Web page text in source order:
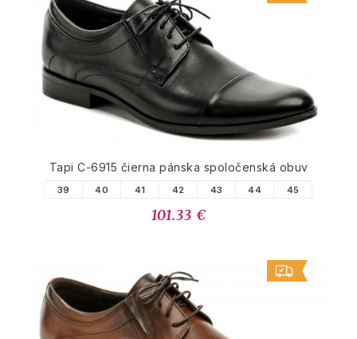
Tapi C-6915 čierna pánska spoločenská obuv
39 40 41 42 43 44 45
101.33 €